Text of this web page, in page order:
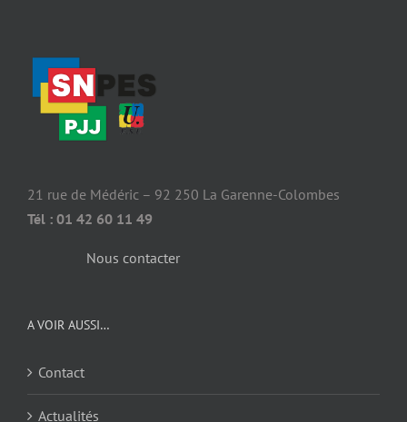
21 rue de Médéric – 92 250 La Garenne-Colombes
Tél : 01 42 60 11 49
Nous contacter
A VOIR AUSSI…
Contact
Actualités